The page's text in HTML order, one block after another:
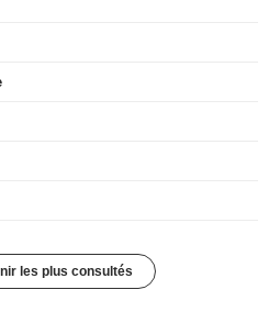
les plus consultés